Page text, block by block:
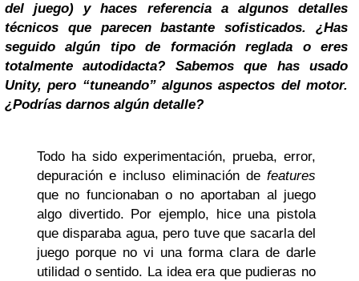
del juego) y haces referencia a algunos detalles
técnicos que parecen bastante sofisticados. ¿Has
seguido algún tipo de formación reglada o eres
totalmente autodidacta? Sabemos que has usado
Unity, pero “tuneando” algunos aspectos del motor.
¿Podrías darnos algún detalle?
Todo ha sido experimentación, prueba, error,
depuración e incluso eliminación de features
que no funcionaban o no aportaban al juego
algo divertido. Por ejemplo, hice una pistola
que disparaba agua, pero tuve que sacarla del
juego porque no vi una forma clara de darle
utilidad o sentido. La idea era que pudieras no